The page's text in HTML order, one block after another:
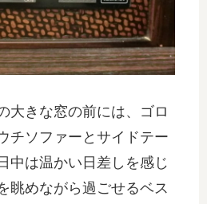
大きな窓の前には、ゴロ
チソファーとサイドテー
中は温かい日差しを感じ
眺めながら過ごせるベス